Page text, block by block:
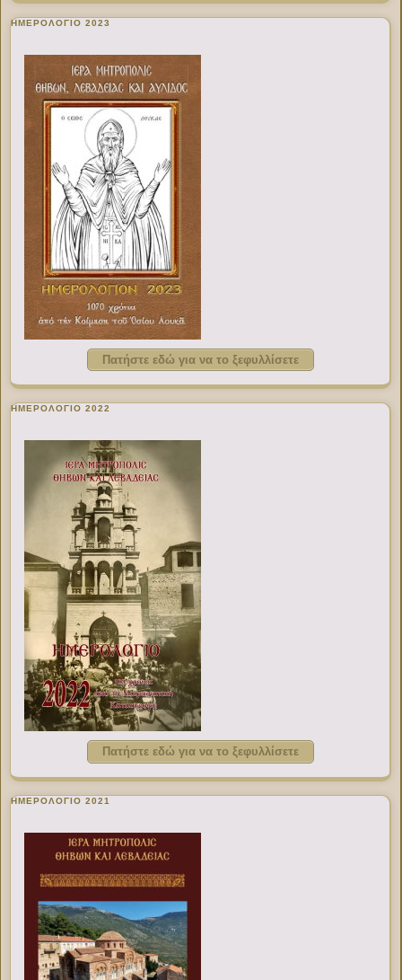
ΗΜΕΡΟΛΟΓΙΟ 2023
Πατήστε εδώ για να το ξεφυλλίσετε
ΗΜΕΡΟΛΟΓΙΟ 2022
Πατήστε εδώ για να το ξεφυλλίσετε
ΗΜΕΡΟΛΟΓΙΟ 2021